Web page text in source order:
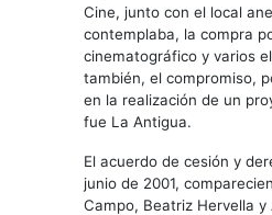
Cine, junto con el local
contemplaba, la compra
cinematográfico y varios
también, el compromiso,
en la realización de un
fue La Antigua.
El acuerdo de cesión y
junio de 2001,
Campo, Beatriz Hervella